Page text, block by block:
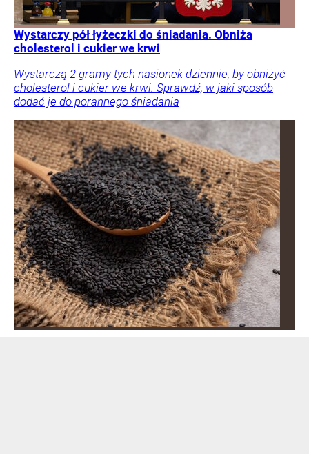
Wystarczy pół łyżeczki do śniadania. Obniża
cholesterol i cukier we krwi
Wystarczą 2 gramy tych nasionek dziennie, by obniżyć
cholesterol i cukier we krwi. Sprawdź, w jaki sposób
dodać je do porannego śniadania